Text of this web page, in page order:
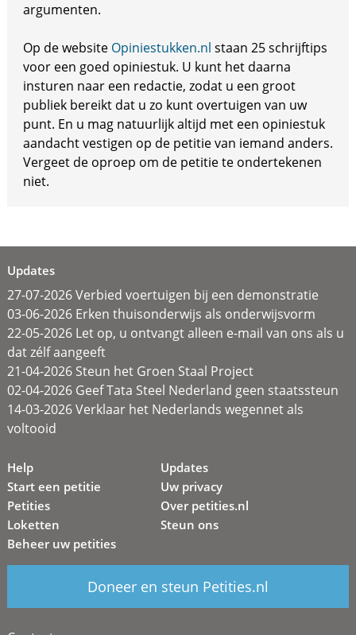
argumenten.
Op de website Opiniestukken.nl staan 25 schrijftips
voor een goed opiniestuk. U kunt het daarna
insturen naar een redactie, zodat u een groot
publiek bereikt dat u zo kunt overtuigen van uw
punt. En u mag natuurlijk altijd met een opiniestuk
aandacht vestigen op de petitie van iemand anders.
Vergeet de oproep om de petitie te ondertekenen
niet.
Updates
27-07-2026 Verbied voertuigen bij een demonstratie
03-06-2026 Erken thuisonderwijs als onderwijsvorm
22-05-2026 Let op, u ontvangt alleen e-mail van ons als u
dat zélf aangeeft
21-04-2026 Steun het Groen Staal Project
02-04-2026 Geef Tata Steel Nederland geen staatssteun
14-03-2026 Verklaar het Nederlands wegennet als
voltooid
Help
Start een petitie
Petities
Loketten
Beheer uw petities
Updates
Uw privacy
Over petities.nl
Steun ons
Doneer en steun Petities.nl